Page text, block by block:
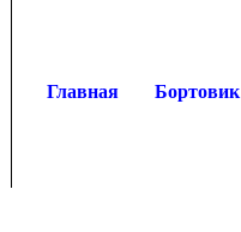
Главная Бортовик